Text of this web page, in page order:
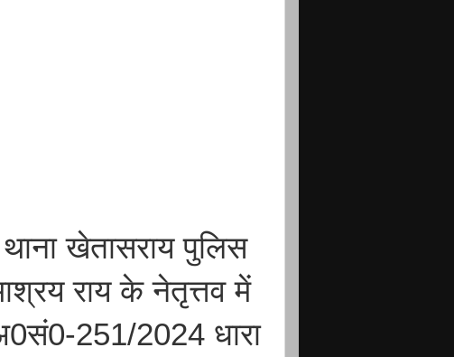
खेतासराय पुलिस
राय के नेतृत्तव में
251/2024 धारा